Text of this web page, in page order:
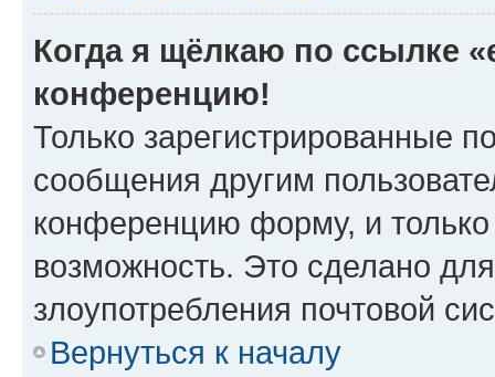
Когда я щёлкаю по ссылке
конференцию!
Только зарегистрированные
сообщения другим
конференцию форму, и
возможность. Это сделано
злоупотребления почтовой
Вернуться к началу